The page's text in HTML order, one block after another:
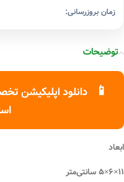
زمان بروزرسانی:
توضیحات
📱
دانلود اپلیکیشن
ابعاد
۱۱×۶×۵ سانتی‌متر